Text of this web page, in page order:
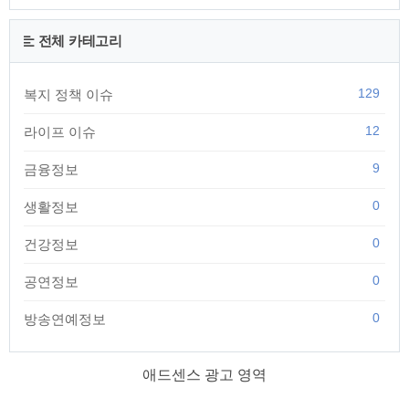
전체 카테고리
복지 정책 이슈 129
라이프 이슈 12
금융정보 9
생활정보 0
건강정보 0
공연정보 0
방송연예정보 0
애드센스 광고 영역